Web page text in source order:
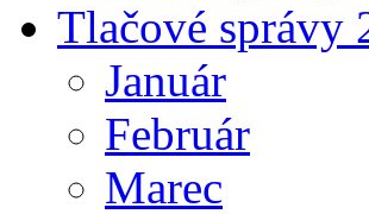
Tlačové správy
Január
Február
Marec